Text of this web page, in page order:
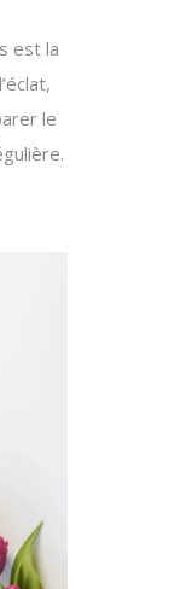
est la
le